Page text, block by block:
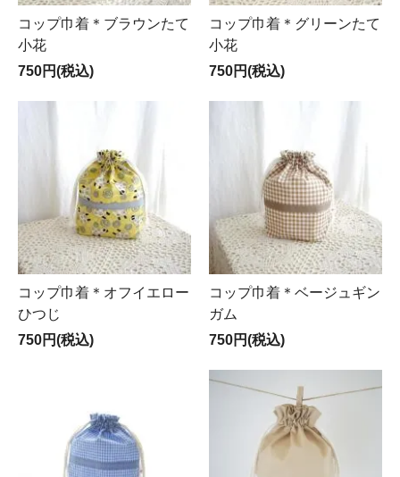
コップ巾着＊ブラウンたて
小花
750円(税込)
コップ巾着＊グリーンたて
小花
750円(税込)
コップ巾着＊オフイエロー
ひつじ
750円(税込)
コップ巾着＊ベージュギン
ガム
750円(税込)